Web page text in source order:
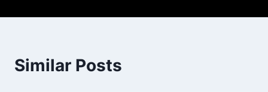
Similar Posts